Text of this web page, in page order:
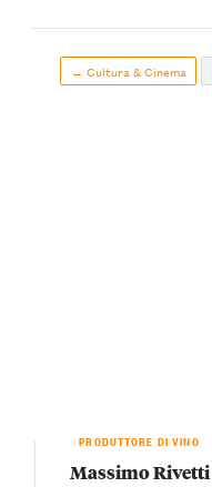
← Cultura & Cinema
PRODUTTORE DI VINO
Massimo Rivetti